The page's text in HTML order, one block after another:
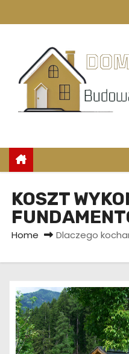
k
e
KOSZT
Home Dlaczego